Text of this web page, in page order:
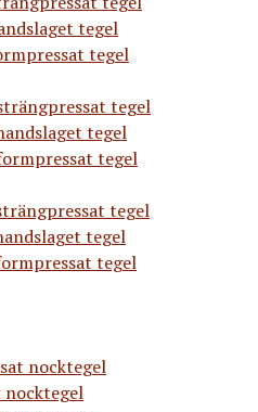
tegel
tegel
tegel
tegel
tegel
tegel
tegel
tegel
nocktegel
nocktegel